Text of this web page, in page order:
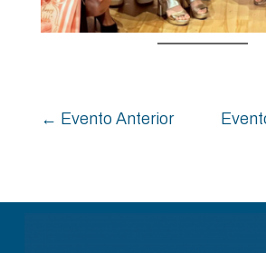
← Evento Anterior